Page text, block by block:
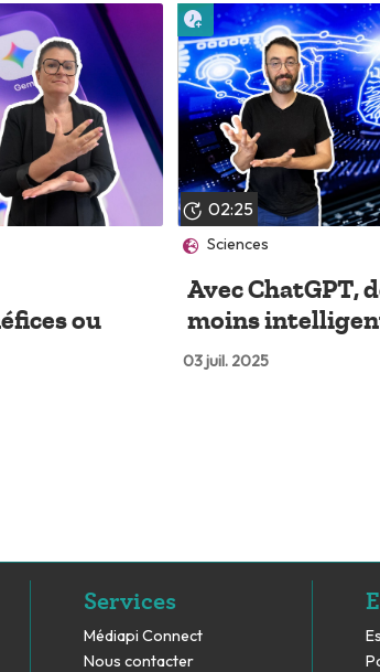
ou
02:25
Sciences
Avec ChatGPT,
moins
03 juil. 2025
Lire plus tard
Services
Médiapi Connect
Nous contacter